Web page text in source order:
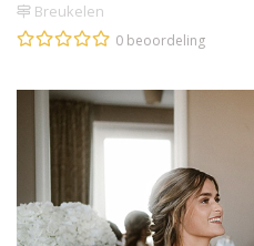
Breukelen
0 beoordeling